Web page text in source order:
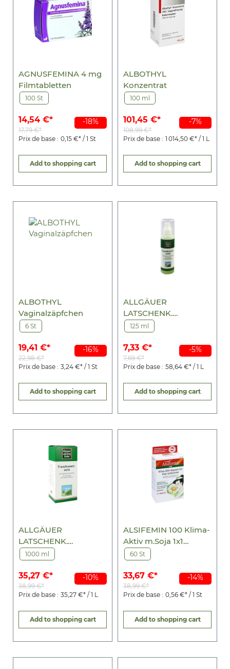
-18%
AGNUSFEMINA 4 mg
Filmtabletten
100 St
14,54 €*
17,79 €*
Prix de base : 0,15 €* / 1 St
Add to shopping cart
-7%
ALBOTHYL
Konzentrat
100 ml
101,45 €*
108,99 €*
Prix de base : 1 014,50 €* / 1 L
Add to shopping cart
-16%
ALBOTHYL
Vaginalzäpfchen
6 St
19,41 €*
22,98 €*
Prix de base : 3,24 €* / 1 St
Add to shopping cart
-5%
ALLGÄUER
LATSCHENK.
Franzbranntw.e.st.Pu
mpzerst.
125 ml
7,33 €*
7,69 €*
Prix de base : 58,64 €* / 1 L
Add to shopping cart
-10%
ALLGÄUER
LATSCHENK.
Franzbranntwein extra
stark
1000 ml
35,27 €*
38,99 €*
Prix de base : 35,27 €* / 1 L
Add to shopping cart
-14%
ALSIFEMIN 100 Klima-
Aktiv m.Soja 1x1
Kapseln
60 St
33,67 €*
38,99 €*
Prix de base : 0,56 €* / 1 St
Add to shopping cart